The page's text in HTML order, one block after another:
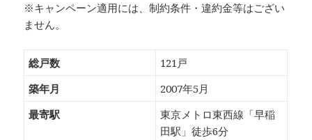
※キャンペーン適用には、制約条件・違約金等はござい
ません。
総戸数
121戸
築年月
2007年5月
最寄駅
東京メトロ東西線「早稲
田駅」徒歩6分